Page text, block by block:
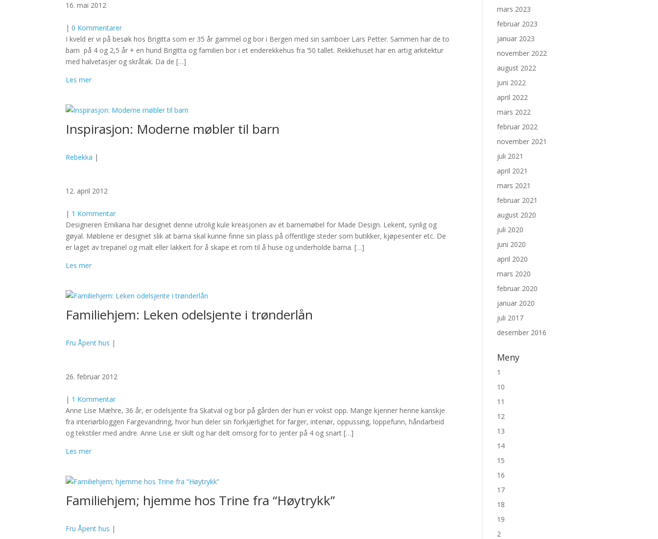
16. mai 2012
|0 Kommentarer
I kveld er vi på besøk hos Brigitta som er 35 år gammel og bor i Bergen med sin samboer Lars Petter. Sammen har de to
barn på 4 og 2,5 år + en hund Brigitta og familien bor i et enderekkehus fra ’50 tallet. Rekkehuset har en artig arkitektur
med halvetasjer og skråtak. Da de […]
Les mer
Inspirasjon: Moderne møbler til barn
Rebekka |
12. april 2012
| 1 Kommentar
Designeren Emiliana har designet denne utrolig kule kreasjonen av et barnemøbel for Made Design. Lekent, synlig og
gøyal. Møblene er designet slik at barna skal kunne finne sin plass på offentlige steder som butikker, kjøpesenter etc. De
er laget av trepanel og malt eller lakkert for å skape et rom til å huse og underholde barna. […]
Les mer
Familiehjem: Leken odelsjente i trønderlån
Fru Åpent hus |
26. februar 2012
| 1 Kommentar
Anne Lise Mæhre, 36 år, er odelsjente fra Skatval og bor på gården der hun er vokst opp. Mange kjenner henne kanskje
fra interiørbloggen Fargevandring, hvor hun deler sin forkjærlighet for farger, interiør, oppussing, loppefunn, håndarbeid
og tekstiler med andre. Anne Lise er skilt og har delt omsorg for to jenter på 4 og snart […]
Les mer
Familiehjem; hjemme hos Trine fra “Høytrykk”
Fru Åpent hus |
mars 2023
februar 2023
januar 2023
november 2022
august 2022
juni 2022
april 2022
mars 2022
februar 2022
november 2021
juli 2021
april 2021
mars 2021
februar 2021
august 2020
juli 2020
juni 2020
april 2020
mars 2020
februar 2020
januar 2020
juli 2017
desember 2016
Meny
1
10
11
12
13
14
15
16
17
18
19
2